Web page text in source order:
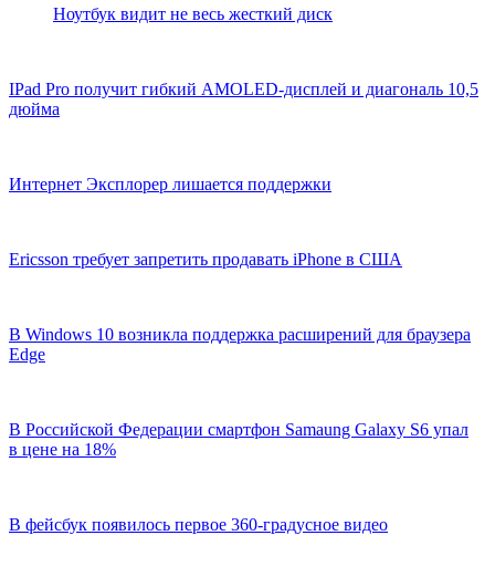
Ноутбук видит не весь жесткий диск
IPad Pro получит гибкий AMOLED-дисплей и диагональ 10,5
дюйма
Интернет Эксплорер лишается поддержки
Ericsson требует запретить продавать iPhone в США
В Windows 10 возникла поддержка расширений для браузера
Edge
В Российской Федерации смартфон Samaung Galaxy S6 упал
в цене на 18%
В фейсбук появилось первое 360-градусное видео